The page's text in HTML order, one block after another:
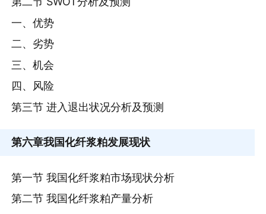
一、优势
二、劣势
三、机会
四、风险
第三节 进入退出状况分析及预测
第六章我国化纤浆粕发展现状
第一节 我国化纤浆粕市场现状分析
第二节 我国化纤浆粕产量分析